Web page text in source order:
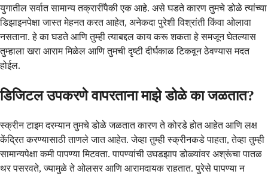
युगातील सर्वात सामान्य तक्रारींपैकी एक आहे. असे घडते कारण तुमचे डोळे त्यांच्या
डिझाइनपेक्षा जास्त मेहनत करत आहेत, अनेकदा पुरेशी विश्रांती किंवा ओलावा
नसताना. हे का घडते आणि तुम्ही त्याबद्दल काय करू शकता हे समजून घेतल्यास
तुम्हाला खरा आराम मिळेल आणि तुमची दृष्टी दीर्घकाळ टिकवून ठेवण्यास मदत
होईल.
डिजिटल उपकरणे वापरताना माझे डोळे का जळतात?
स्क्रीन टाइम दरम्यान तुमचे डोळे जळतात कारण ते कोरडे होत आहेत आणि लक्ष
केंद्रित करण्यासाठी ताणले जात आहेत. जेव्हा तुम्ही स्क्रीनकडे पाहता, तेव्हा तुम्ही
सामान्यपेक्षा कमी पापण्या मिटवता. पापण्यांची उघडझाप डोळ्यांवर अश्रूंचा पातळ
थर पसरवते, ज्यामुळे ते ओलसर आणि आरामदायक राहतात. पुरेसे पापण्या न